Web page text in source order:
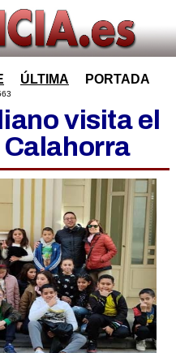
ÚLTIMA PORTADA
visita el